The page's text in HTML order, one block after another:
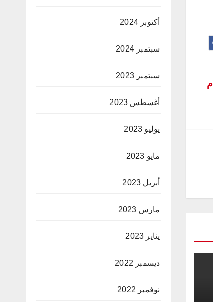
أكتوبر 2024
سبتمبر 2024
سبتمبر 2023
أغسطس 2023
يوليو 2023
مايو 2023
أبريل 2023
مارس 2023
يناير 2023
ديسمبر 2022
نوفمبر 2022